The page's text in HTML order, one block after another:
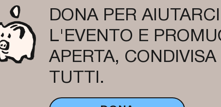
DONA PER
L'EVENTO E
APERTA,
TUTTI.